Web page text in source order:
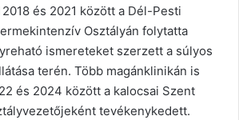
és 2021 között a Dél-Pesti
Osztályán folytatta
ismereteket szerzett a súlyos
terén. Több magánklinikán is
és 2024 között a kalocsai Szent
tevékenykedett.